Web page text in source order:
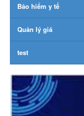
Bảo hiểm y tế
Quản lý giá
test